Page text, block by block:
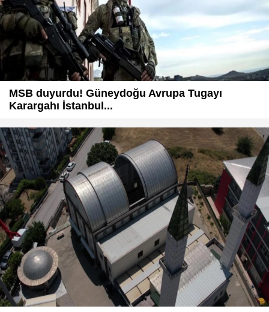
MSB duyurdu! Güneydoğu Avrupa Tugayı
Karargahı İstanbul...